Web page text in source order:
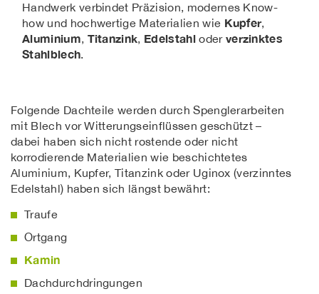
Handwerk verbindet Präzision, modernes Know-
how und hochwertige Materialien wie Kupfer,
Aluminium, Titanzink, Edelstahloder verzinktes
Stahlblech.
Folgende Dachteile werden durch Spenglerarbeiten
mit Blech vor Witterungseinflüssen geschützt –
dabei haben sich nicht rostende oder nicht
korrodierende Materialien wie beschichtetes
Aluminium, Kupfer, Titanzink oder Uginox (verzinntes
Edelstahl) haben sich längst bewährt:
Traufe
Ortgang
Kamin
Dachdurchdringungen